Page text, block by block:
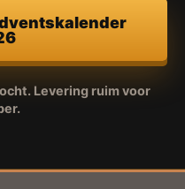
Levering ruim voor